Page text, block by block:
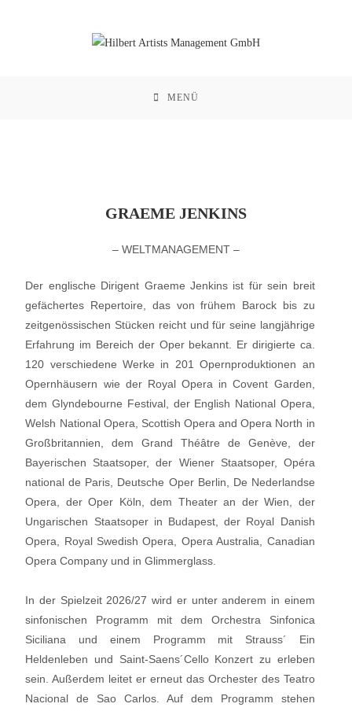
MENÜ
GRAEME JENKINS
– WELTMANAGEMENT –
Der englische Dirigent Graeme Jenkins ist für sein breit
gefächertes Repertoire, das von frühem Barock bis zu
zeitgenössischen Stücken reicht und für seine langjährige
Erfahrung im Bereich der Oper bekannt. Er dirigierte ca.
120 verschiedene Werke in 201 Opernproduktionen an
Opernhäusern wie der Royal Opera in Covent Garden,
dem Glyndebourne Festival, der English National Opera,
Welsh National Opera, Scottish Opera and Opera North in
Großbritannien, dem Grand Théâtre de Genève, der
Bayerischen Staatsoper, der Wiener Staatsoper, Opéra
national de Paris, Deutsche Oper Berlin, De Nederlandse
Opera, der Oper Köln, dem Theater an der Wien, der
Ungarischen Staatsoper in Budapest, der Royal Danish
Opera, Royal Swedish Opera, Opera Australia, Canadian
Opera Company und in Glimmerglass.
In der Spielzeit 2026/27 wird er unter anderem in einem
sinfonischen Programm mit dem Orchestra Sinfonica
Siciliana und einem Programm mit Strauss´ Ein
Heldenleben und Saint-Saens´Cello Konzert zu erleben
sein. Außerdem leitet er erneut das Orchester des Teatro
Nacional de Sao Carlos. Auf dem Programm stehen